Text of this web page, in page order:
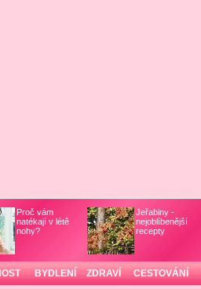
Proč vám
natékají v létě
nohy?
Jeřabiny -
nejoblíbenější
recepty
BYDLENÍ ZDRAVÍ CESTOVÁNÍ